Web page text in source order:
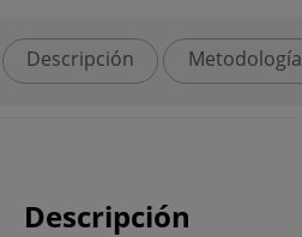
Descripción Metodología
Descripción